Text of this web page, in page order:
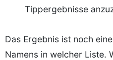
Tippergebnisse
Das Ergebnis ist noch
Namens in welcher Liste.